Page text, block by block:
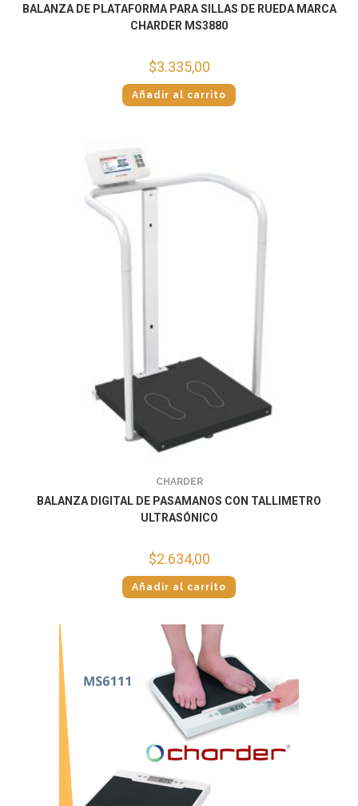
BALANZA DE PLATAFORMA PARA SILLAS DE RUEDA MARCA
CHARDER MS3880
$3.335,00
Añadir al carrito
CHARDER
BALANZA DIGITAL DE PASAMANOS CON TALLIMETRO
ULTRASÓNICO
$2.634,00
Añadir al carrito